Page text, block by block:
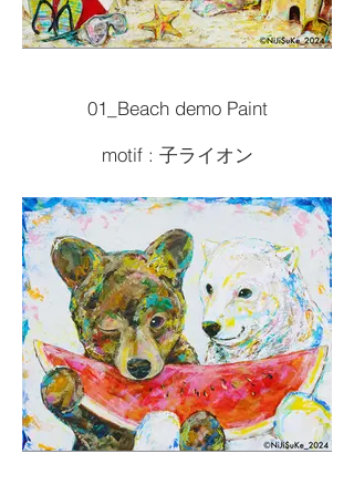
01_Beach demo Paint
motif : 子ライオン
Painting tools :Acrylic
2024artwork
¥330,000( 税込 )